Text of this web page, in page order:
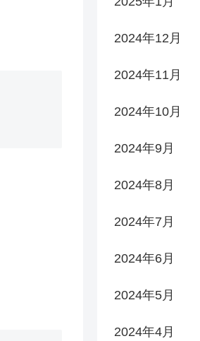
2024年12月
2024年11月
2024年10月
2024年9月
2024年8月
2024年7月
2024年6月
2024年5月
2024年4月